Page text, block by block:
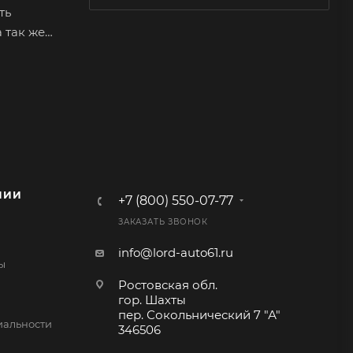
так же
из
+7 (800) 550-07-77
ЗАКАЗАТЬ ЗВОНОК
info@lord-auto61.ru
Ростовская обл.
гор. Шахты
пер. Сокольнический 7 "А"
346506